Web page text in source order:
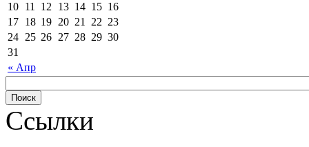
« Апр
10 11 12 13 14 15 16
17 18 19 20 21 22 23
24 25 26 27 28 29 30
31
Ссылки